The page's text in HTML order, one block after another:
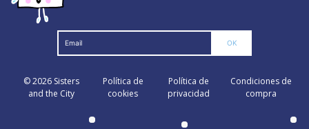
© 2026 Sisters
and the City
Política de
cookies
Política de
privacidad
Condiciones de
compra